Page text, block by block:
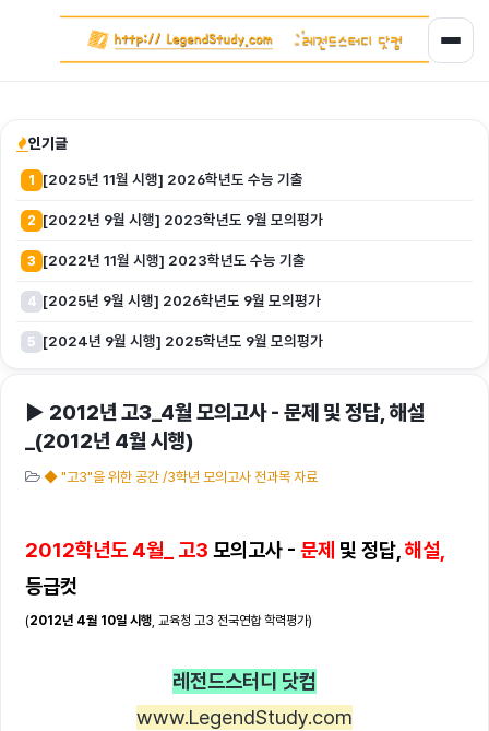
인기글
1 [2025년 11월 시행] 2026학년도 수능 기출
2 [2022년 9월 시행] 2023학년도 9월 모의평가
3 [2022년 11월 시행] 2023학년도 수능 기출
4 [2025년 9월 시행] 2026학년도 9월 모의평가
5 [2024년 9월 시행] 2025학년도 9월 모의평가
▶ 2012년 고3_4월 모의고사 - 문제 및 정답, 해설
_(2012년 4월 시행)
◆ "고3"을 위한 공간 /3학년 모의고사 전과목 자료
2012학년도 4월_ 고3 모의고사 - 문제 및 정답,해설,
등급컷
(2012년 4월 10일 시행 , 교육청 고3 전국연합 학력평가)
레전드스터디 닷컴
www.LegendStudy.com